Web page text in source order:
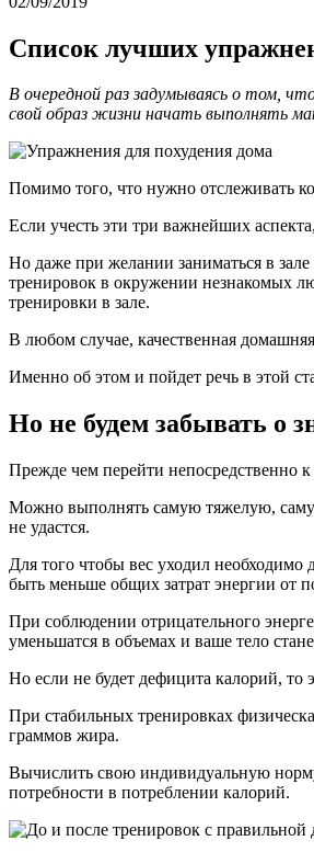
Список лучших
В очередной раз задумываясь о том,
свой образ жизни начать выполнять
Помимо того, что нужно отслеживать
Если учесть эти три важнейших
Но даже при желании заниматься в
тренировок в окружении незнакомых
тренировки в зале.
В любом случае, качественная
Именно об этом и пойдет речь в этой
Но не будем забывать о
Прежде чем перейти непосредственно
Можно выполнять самую тяжелую,
не удастся.
Для того чтобы вес уходил необходимо
быть меньше общих затрат энергии от
При соблюдении отрицательного
уменьшатся в объемах и ваше тело
Но если не будет дефицита калорий, то
При стабильных тренировках
граммов жира.
Вычислить свою индивидуальную
потребности в потреблении калорий.